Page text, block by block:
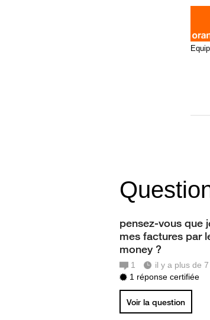
pensez-vous que
mes factures par
money ?
1
il y a plus de
1 réponse certifiée
Voir la question